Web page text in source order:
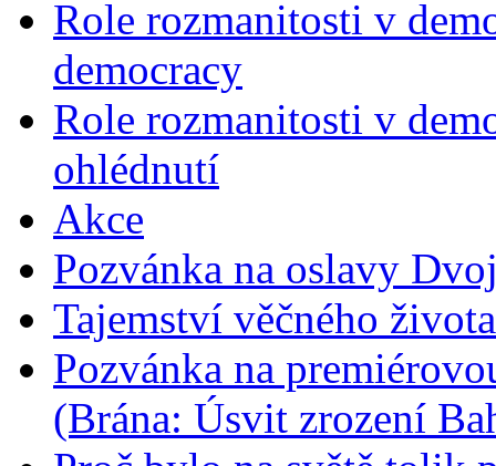
Role rozmanitosti v
democracy
Role rozmanitosti v
ohlédnutí
Akce
Pozvánka na oslavy
Tajemství věčného života
Pozvánka na
(Brána: Úsvit zrození